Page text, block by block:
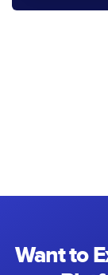
Want to